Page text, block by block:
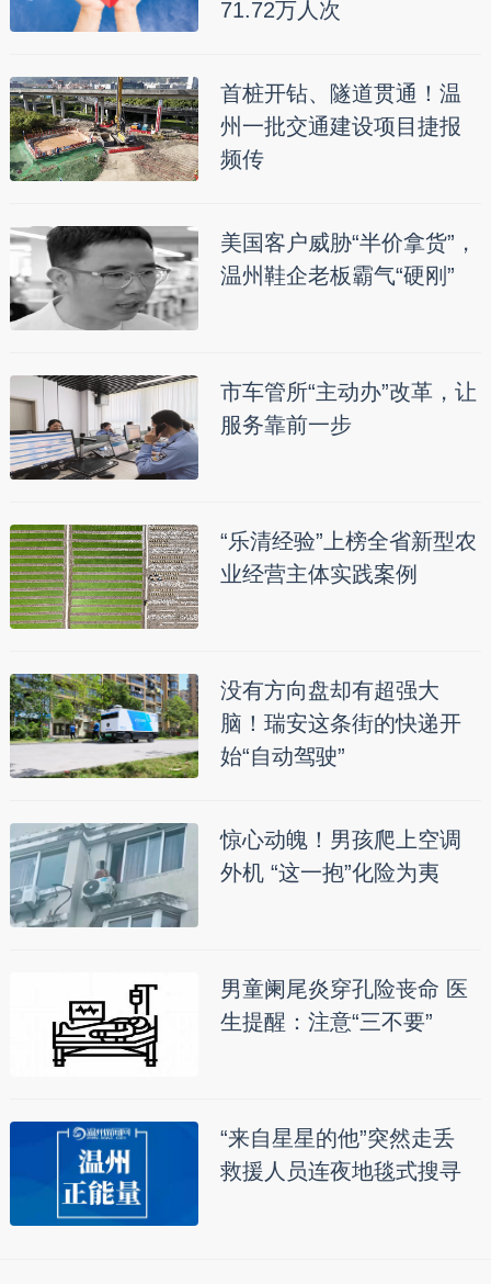
71.72万人次
首桩开钻、隧道贯通！温
州一批交通建设项目捷报
频传
美国客户威胁“半价拿货”，
温州鞋企老板霸气“硬刚”
市车管所“主动办”改革，让
服务靠前一步
“乐清经验”上榜全省新型农
业经营主体实践案例
没有方向盘却有超强大
脑！瑞安这条街的快递开
始“自动驾驶”
惊心动魄！男孩爬上空调
外机 “这一抱”化险为夷
男童阑尾炎穿孔险丧命 医
生提醒：注意“三不要”
“来自星星的他”突然走丢
救援人员连夜地毯式搜寻